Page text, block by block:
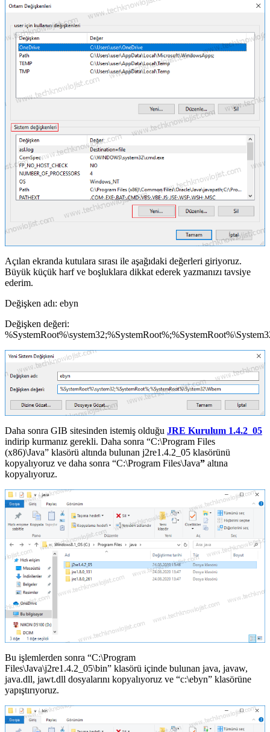
Açılan ekranda kutulara sırası ile aşağıdaki değerleri giriyoruz.
Büyük küçük harf ve boşluklara dikkat ederek yazmanızı tavsiye
ederim.
Değişken adı: ebyn
Değişken değeri:
Daha sonra GIB sitesinden istemiş olduğu JRE Kurulum 1.4.2_05
indirip kurmanız gerekli. Daha sonra “C:\Program Files
(x86)\Java” klasörü altında bulunan j2re1.4.2_05 klasörünü
kopyalıyoruz ve daha sonra “C:\Program Files\Java” altına
kopyalıyoruz.
Bu işlemlerden sonra “C:\Program
Files\Java\j2re1.4.2_05\bin” klasörü içinde bulunan java, javaw,
java.dll, jawt.dll dosyalarını kopyalıyoruz ve “c:\ebyn” klasörüne
yapıştırıyoruz.